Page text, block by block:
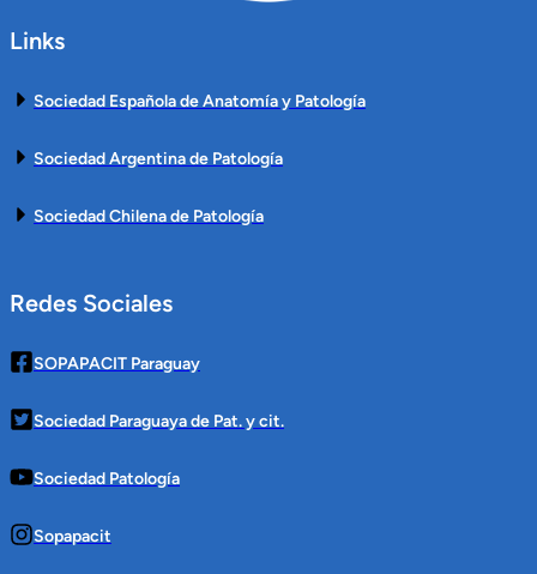
Links
Sociedad Española de Anatomía y Patología
Sociedad Argentina de Patología
Sociedad Chilena de Patología
Redes Sociales
SOPAPACIT Paraguay
Sociedad Paraguaya de Pat. y cit.
Sociedad Patología
Sopapacit